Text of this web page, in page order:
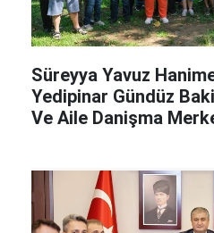
Süreyya Yavuz
Yedipinar Gündüz
Ve Aile Danişma